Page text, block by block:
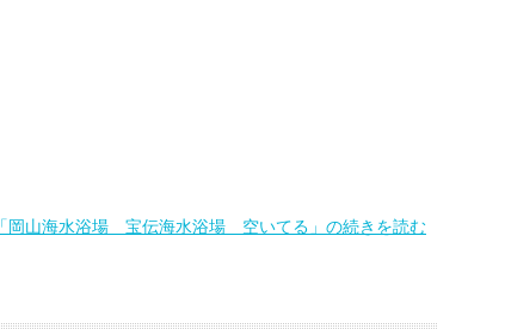
「岡山海水浴場 宝伝海水浴場 空いてる」の続きを読む